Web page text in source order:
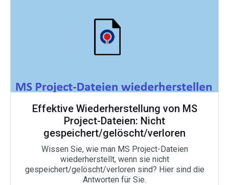
Effektive Wiederherstellung von MS
Project-Dateien: Nicht
gespeichert/gelöscht/verloren
Wissen Sie, wie man MS Project-Dateien
wiederherstellt, wenn sie nicht
gespeichert/gelöscht/verloren sind? Hier sind die
Antworten für Sie.